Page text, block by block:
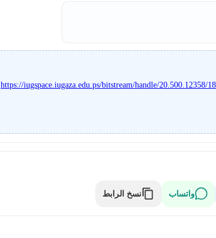
https://iugspace.iugaza.edu.ps/bitstream/handle/20.500.12358/
واتساب نسخ الرابط